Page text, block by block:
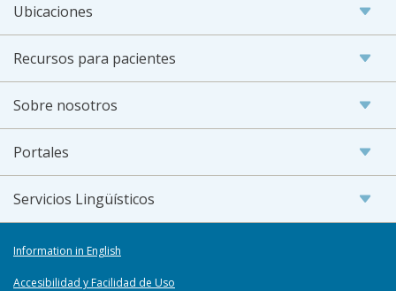
Ubicaciones
Recursos para pacientes
Sobre nosotros
Portales
Servicios Lingüísticos
Information in English
Accesibilidad y Facilidad de Uso